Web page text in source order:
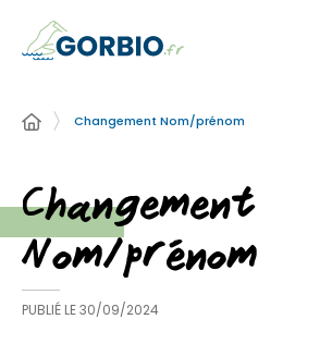
Changement Nom/prénom
Changement
Nom/prénom
PUBLIÉ LE30/09/2024